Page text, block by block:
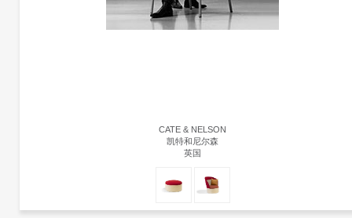
CATE & NELSON
凯特和尼尔森
英国